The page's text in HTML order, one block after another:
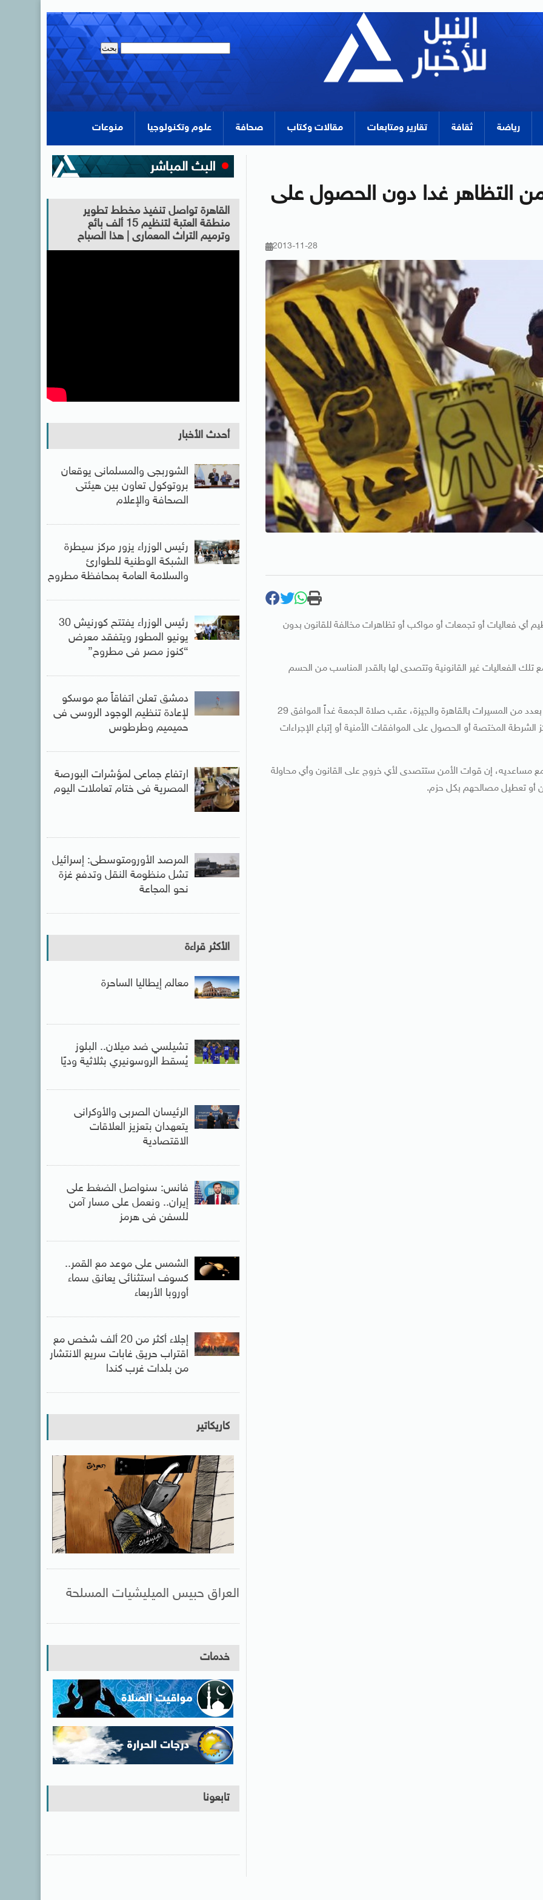
رياضة ثقافة تقارير ومتابعات مقالات وكتاب صحافة علوم وتكنولوجيا منوعات
من التظاهر غدا دون الحصول على
2013-11-28
أي فعاليات أو تجمعات أو مواكب أو تظاهرات مخالفة للقانون بدون
تلك الفعاليات غير القانونية وتتصدى لها بالقدر المناسب من الحسم
وقالت الداخلية إنها رصدت دعوة عناصر جماعة الإخوان للقيام بعدد من المسيرات بالقاهرة والجيزة، عقب صلاة الجمعة غداً الموافق 29
المختصة أو الحصول على الموافقات الأمنية أو إتباع الإجراءات
مع مساعديه، إن قوات الأمن ستتصدى لأي خروج على القانون وأي محاولة
أو تعطيل مصالحهم بكل حزم.
القاهرة تواصل تنفيذ مخطط تطوير
منطقة العتبة لتنظيم 15 ألف بائع
وترميم التراث المعمارى | هذا الصباح
أحدث الأخبار
الشوربجى والمسلمانى يوقعان
بروتوكول تعاون بين هيئتى
الصحافة والإعلام
رئيس الوزراء يزور مركز سيطرة
الشبكة الوطنية للطوارئ
والسلامة العامة بمحافظة مطروح
رئيس الوزراء يفتتح كورنيش 30
يونيو المطور ويتفقد معرض
“كنوز مصر فى مطروح”
دمشق تعلن اتفاقاً مع موسكو
لإعادة تنظيم الوجود الروسى فى
حميميم وطرطوس
ارتفاع جماعى لمؤشرات البورصة
المصرية فى ختام تعاملات اليوم
المرصد الأورومتوسطى: إسرائيل
تشل منظومة النقل وتدفع غزة
نحو المجاعة
الأكثر قراءة
معالم إيطاليا الساحرة
تشيلسي ضد ميلان.. البلوز
يُسقط الروسونيري بثلاثية وديًا
الرئيسان الصربى والأوكرانى
يتعهدان بتعزيز العلاقات
الاقتصادية
فانس: سنواصل الضغط على
إيران.. ونعمل على مسار آمن
للسفن فى هرمز
الشمس على موعد مع القمر..
كسوف استثنائى يعانق سماء
أوروبا الأربعاء
إجلاء أكثر من 20 ألف شخص مع
اقتراب حريق غابات سريع الانتشار
من بلدات غرب كندا
كاريكاتير
العراق حبيس الميليشيات المسلحة
خدمات
تابعونا